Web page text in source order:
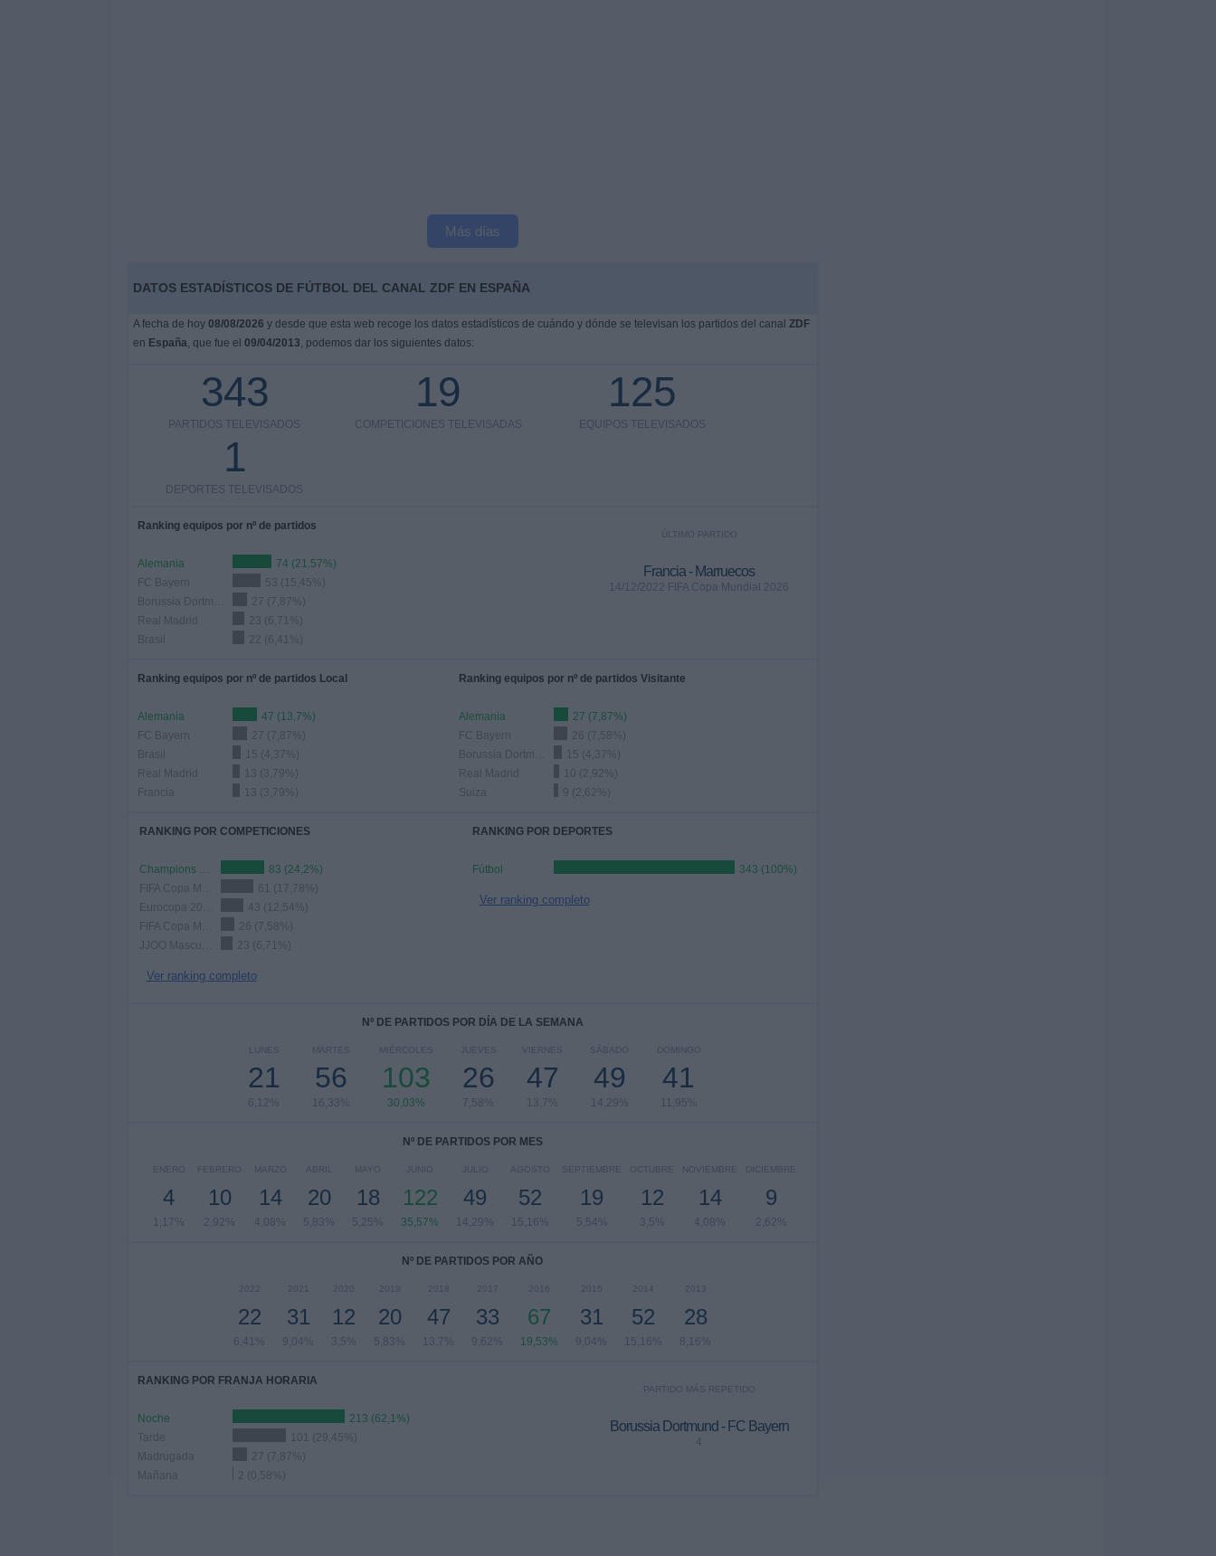
Más días
DATOS ESTADÍSTICOS DE FÚTBOL DEL CANAL ZDF EN ESPAÑA
A fecha de hoy 08/08/2026 y desde que esta web recoge los datos estadísticos de cuándo y dónde se televisan los partidos del canal ZDF
en España, que fue el 09/04/2013, podemos dar los siguientes datos:
343
PARTIDOS TELEVISADOS
19
COMPETICIONES TELEVISADAS
125
EQUIPOS TELEVISADOS
1
DEPORTES TELEVISADOS
Ranking equipos por nº de partidos
Alemania
74 (21,57%)
FC Bayern
53 (15,45%)
27 (7,87%)
Real Madrid
23 (6,71%)
Brasil
22 (6,41%)
ÚLTIMO PARTIDO
Francia - Marruecos
14/12/2022 FIFA Copa Mundial 2026
Ranking equipos por nº de partidos Local
Alemania
47 (13,7%)
FC Bayern
27 (7,87%)
Brasil
15 (4,37%)
Real Madrid
13 (3,79%)
Francia
13 (3,79%)
Ranking equipos por nº de partidos Visitante
Alemania
27 (7,87%)
FC Bayern
26 (7,58%)
15 (4,37%)
Real Madrid
10 (2,92%)
Suiza
9 (2,62%)
RANKING POR COMPETICIONES
Champions League
83 (24,2%)
61 (17,78%)
43 (12,54%)
26 (7,58%)
23 (6,71%)
Ver ranking completo
RANKING POR DEPORTES
Fútbol 343 (100%)
Ver ranking completo
Nº DE PARTIDOS POR DÍA DE LA SEMANA
LUNES
21
6,12%
MARTES
56
16,33%
MIÉRCOLES
103
30,03%
JUEVES
26
7,58%
VIERNES
47
13,7%
SÁBADO
49
14,29%
DOMINGO
41
11,95%
Nº DE PARTIDOS POR MES
ENERO
4
1,17%
FEBRERO
10
2,92%
MARZO
14
4,08%
ABRIL
20
5,83%
MAYO
18
5,25%
JUNIO
122
35,57%
JULIO
49
14,29%
AGOSTO
52
15,16%
SEPTIEMBRE
19
5,54%
OCTUBRE
12
3,5%
NOVIEMBRE
14
4,08%
DICIEMBRE
9
2,62%
Nº DE PARTIDOS POR AÑO
2022
22
6,41%
2021
31
9,04%
2020
12
3,5%
2019
20
5,83%
2018
47
13,7%
2017
33
9,62%
2016
67
19,53%
2015
31
9,04%
2014
52
15,16%
2013
28
8,16%
RANKING POR FRANJA HORARIA
Noche
213 (62,1%)
Tarde
101 (29,45%)
Madrugada
27 (7,87%)
Mañana
2 (0,58%)
PARTIDO MÁS REPETIDO
Borussia Dortmund - FC Bayern
4